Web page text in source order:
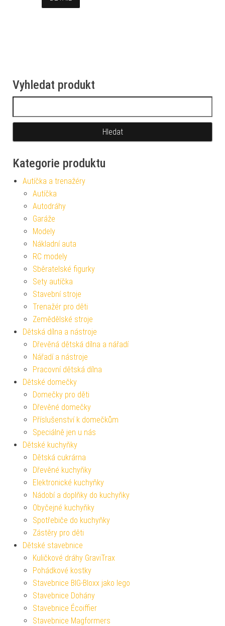
Vyhledat produkt
Kategorie produktu
Autíčka a trenažéry
Autíčka
Autodráhy
Garáže
Modely
Nákladní auta
RC modely
Sběratelské figurky
Sety autíčka
Stavební stroje
Trenažér pro děti
Zemědělské stroje
Dětská dílna a nástroje
Dřevěná dětská dílna a nářadí
Nářadí a nástroje
Pracovní dětská dílna
Dětské domečky
Domečky pro děti
Dřevěné domečky
Příslušenství k domečkům
Speciálně jen u nás
Dětské kuchyňky
Dětská cukrárna
Dřevěné kuchyňky
Elektronické kuchyňky
Nádobí a doplňky do kuchyňky
Obyčejné kuchyňky
Spotřebiče do kuchyňky
Zástěry pro děti
Dětské stavebnice
Kuličkové dráhy GraviTrax
Pohádkové kostky
Stavebnice BIG-Bloxx jako lego
Stavebnice Dohány
Stavebnice Écoiffier
Stavebnice Magformers